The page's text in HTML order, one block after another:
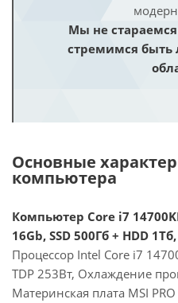
Мы не
стремимся
Основные
компьютера
Компьютер Core i7
16Gb, SSD 500Гб + HDD
Процессор Intel Core i7
TDP 253Вт, Охлаждение
Материнская плата MSI